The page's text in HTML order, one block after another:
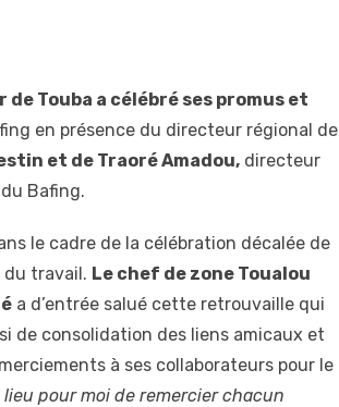
de Touba a célébré ses promus et
en présence du directeur régional de
et de Traoré Amadou, directeur
Bafing.
le cadre de la célébration décalée de
travail. Le chef de zone Toualou
a d’entrée salué cette retrouvaille qui
de consolidation des liens amicaux et
à ses collaborateurs pour le
lieu pour moi de remercier chacun